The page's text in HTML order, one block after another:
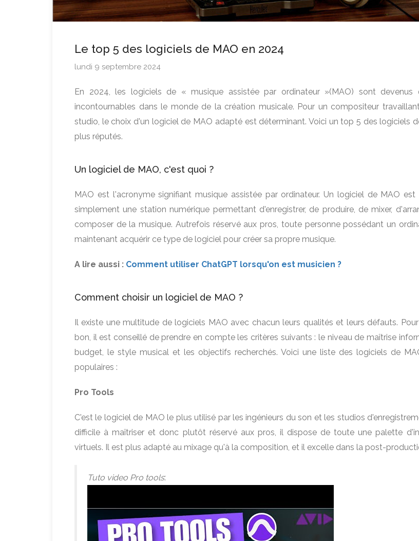
Le top 5 des logiciels de MAO en 2024
lundi 9 septembre 2024
En 2024, les logiciels de « musique assistée par ordinateur »(MAO) sont devenus
incontournables dans le monde de la création musicale. Pour un compositeur
studio, le choix d'un logiciel de MAO adapté est déterminant. Voici un top 5 des logiciels
plus réputés.
Un logiciel de MAO, c'est quoi ?
MAO est l'acronyme signifiant musique assistée par ordinateur. Un logiciel de MAO
simplement une station numérique permettant d'enregistrer, de produire, de mixer,
composer de la musique. Autrefois réservé aux pros, toute personne possédant un
maintenant acquérir ce type de logiciel pour créer sa propre musique.
A lire aussi : Comment utiliser ChatGPT lorsqu'on est musicien ?
Comment choisir un logiciel de MAO ?
Il existe une multitude de logiciels MAO avec chacun leurs qualités et leurs défauts.
bon, il est conseillé de prendre en compte les critères suivants : le niveau de maîtrise
budget, le style musical et les objectifs recherchés. Voici une liste des logiciels de
populaires :
Pro Tools
C'est le logiciel de MAO le plus utilisé par les ingénieurs du son et les studios
difficile à maîtriser et donc plutôt réservé aux pros, il dispose de toute une palette
virtuels. Il est plus adapté au mixage qu'à la composition, et il excelle dans la post-
Tuto video Pro tools: